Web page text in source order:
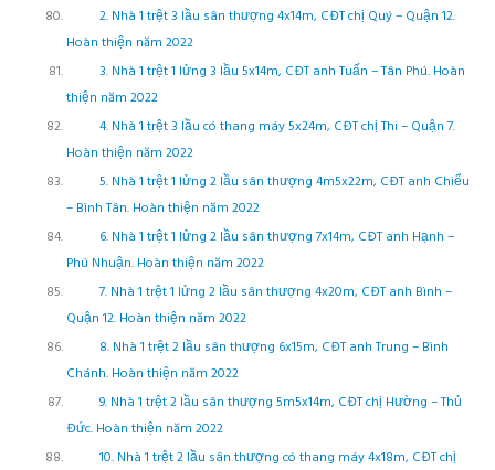
2. Nhà 1 trệt 3 lầu sân thượng 4x14m, CĐT chị Quý – Quận 12.
Hoàn thiện năm 2022
3. Nhà 1 trệt 1 lửng 3 lầu 5x14m, CĐT anh Tuấn – Tân Phú. Hoàn
thiện năm 2022
4. Nhà 1 trệt 3 lầu có thang máy 5x24m, CĐT chị Thi – Quận 7.
Hoàn thiện năm 2022
5. Nhà 1 trệt 1 lửng 2 lầu sân thượng 4m5x22m, CĐT anh Chiểu
– Bình Tân. Hoàn thiện năm 2022
6. Nhà 1 trệt 1 lửng 2 lầu sân thượng 7x14m, CĐT anh Hạnh –
Phú Nhuận. Hoàn thiện năm 2022
7. Nhà 1 trệt 1 lửng 2 lầu sân thượng 4x20m, CĐT anh Bình –
Quận 12. Hoàn thiện năm 2022
8. Nhà 1 trệt 2 lầu sân thượng 6x15m, CĐT anh Trung – Bình
Chánh. Hoàn thiện năm 2022
9. Nhà 1 trệt 2 lầu sân thượng 5m5x14m, CĐT chị Hường – Thủ
Đức. Hoàn thiện năm 2022
10. Nhà 1 trệt 2 lầu sân thượng có thang máy 4x18m, CĐT chị